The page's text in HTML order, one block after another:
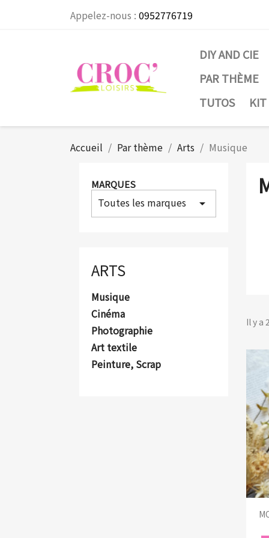
Appelez-nous : 0952776719
DIY AND CIE
PAR THÈME
TUTOS
KIT
Accueil Par thème Arts Musique
MARQUES
Toutes les marques arrow_drop_down
ARTS
Musique
Cinéma
Photographie
Art textile
Peinture, Scrap
Il y a